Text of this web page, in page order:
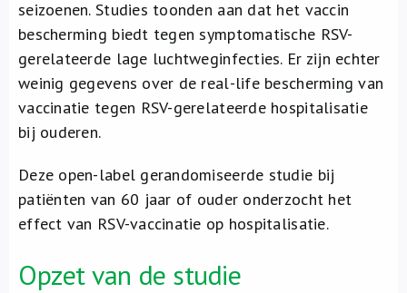
seizoenen. Studies toonden aan dat het vaccin
bescherming biedt tegen symptomatische RSV-
gerelateerde lage luchtweginfecties. Er zijn echter
weinig gegevens over de real-life bescherming van
vaccinatie tegen RSV-gerelateerde hospitalisatie
bij ouderen.
Deze open-label gerandomiseerde studie bij
patiënten van 60 jaar of ouder onderzocht het
effect van RSV-vaccinatie op hospitalisatie.
Opzet van de studie